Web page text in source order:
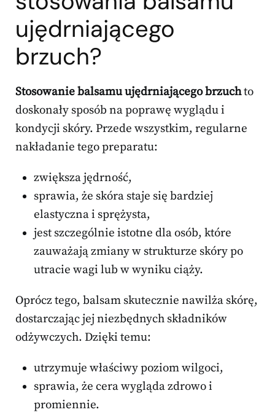
ujędrniającego
brzuch?
Stosowanie balsamu ujędrniającego brzuchto
doskonały sposób na poprawę wyglądu i
kondycji skóry. Przede wszystkim, regularne
nakładanie tego preparatu:
zwiększa jędrność,
sprawia, że skóra staje się bardziej
elastyczna i sprężysta,
jest szczególnie istotne dla osób, które
zauważają zmiany w strukturze skóry po
utracie wagi lub w wyniku ciąży.
Oprócz tego, balsam skutecznie nawilża skórę,
dostarczając jej niezbędnych składników
odżywczych. Dzięki temu:
utrzymuje właściwy poziom wilgoci,
sprawia, że cera wygląda zdrowo i
promiennie.